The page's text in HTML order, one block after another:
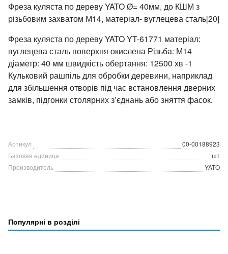
Фреза куляста по дереву YATO Ø= 40мм, до КШМ з
різьбовим захватом М14, матеріал- вуглецева сталь[20]
Фреза куляста по дереву YATO YT-61771 матеріал:
вуглецева сталь поверхня окислена Різьба: М14
діаметр: 40 мм швидкість обертання: 12500 хв -1
Кульковий рашпіль для обробки деревини, наприклад
для збільшення отворів під час встановлення дверних
замків, підгонки столярних з’єднань або зняття фасок.
Артикул
00-00188923
Базовая единица
шт
Производитель
YATO
Популярні в розділі